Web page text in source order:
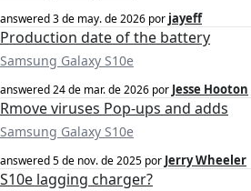
answered3 de may. de 2026 por jayeff
Production date of the battery
Samsung Galaxy S10e
answered24 de mar. de 2026 por Jesse Hooton
Rmove viruses Pop-ups and adds
Samsung Galaxy S10e
answered5 de nov. de 2025 por Jerry Wheeler
S10e lagging charger?